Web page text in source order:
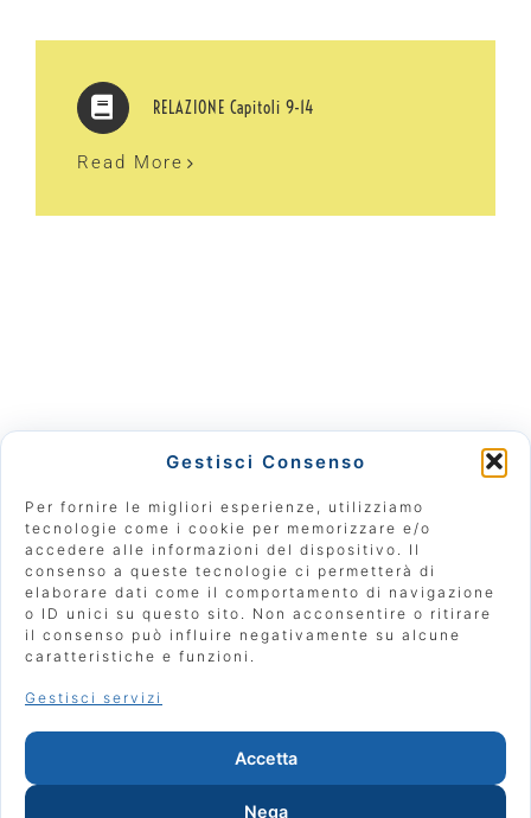
Gestisci Consenso
Per fornire le migliori esperienze, utilizziamo
tecnologie come i cookie per memorizzare e/o
accedere alle informazioni del dispositivo. Il
consenso a queste tecnologie ci permetterà di
elaborare dati come il comportamento di navigazione
o ID unici su questo sito. Non acconsentire o ritirare
il consenso può influire negativamente su alcune
caratteristiche e funzioni.
Gestisci servizi
Accetta
Nega
RELAZIONE Capitoli 9-14
Read More
Iscriviti - 5€
Contattaci
Donazioni
Strada Nino Bixio 25, Parma (PR) 43125